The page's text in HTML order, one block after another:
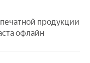
продукции
офлайн